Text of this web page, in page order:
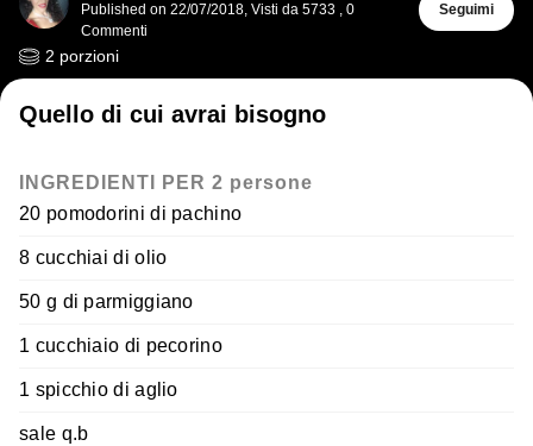
Published on 22/07/2018, Visti da 5733 , 0
Commenti
Seguimi
2 porzioni
Quello di cui avrai bisogno
INGREDIENTI PER 2 persone
20 pomodorini di pachino
8 cucchiai di olio
50 g di parmiggiano
1 cucchiaio di pecorino
1 spicchio di aglio
sale q.b